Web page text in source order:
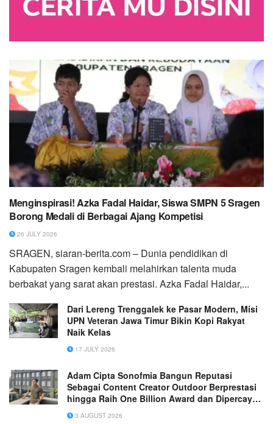
Menginspirasi! Azka Fadal Haidar, Siswa SMPN 5 Sragen
Borong Medali di Berbagai Ajang Kompetisi
26 JULY 2026
SRAGEN, siaran-berita.com – Dunia pendidikan di
Kabupaten Sragen kembali melahirkan talenta muda
berbakat yang sarat akan prestasi. Azka Fadal Haidar,...
Dari Lereng Trenggalek ke Pasar Modern, Misi
UPN Veteran Jawa Timur Bikin Kopi Rakyat
Naik Kelas
17 JULY 2026
Adam Cipta Sonofmia Bangun Reputasi
Sebagai Content Creator Outdoor Berprestasi
hingga Raih One Billion Award dan Dipercaya
Sejumlah Brand Nasional
3 AUGUST 2026